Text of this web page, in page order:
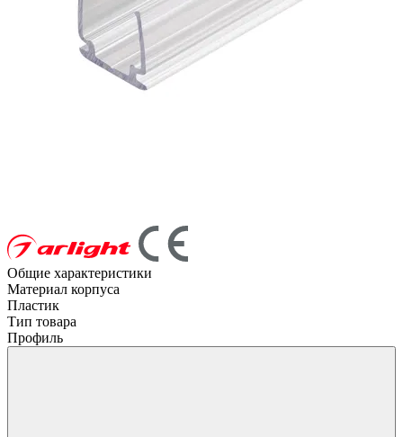
Общие характеристики
Материал корпуса
Пластик
Тип товара
Профиль